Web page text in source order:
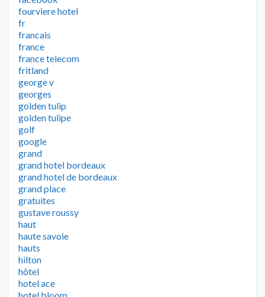
fourviere hotel
fr
francais
france
france telecom
fritland
george v
georges
golden tulip
golden tulipe
golf
google
grand
grand hotel bordeaux
grand hotel de bordeaux
grand place
gratuites
gustave roussy
haut
haute savoie
hauts
hilton
hôtel
hotel ace